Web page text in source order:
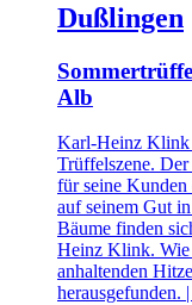
Dußlingen
Alb
Karl-Heinz Klink
Trüffelszene.
für seine Kunden
auf seinem Gut
Bäume finden
Heinz Klink. Wie
anhaltenden
herausgefunden. |